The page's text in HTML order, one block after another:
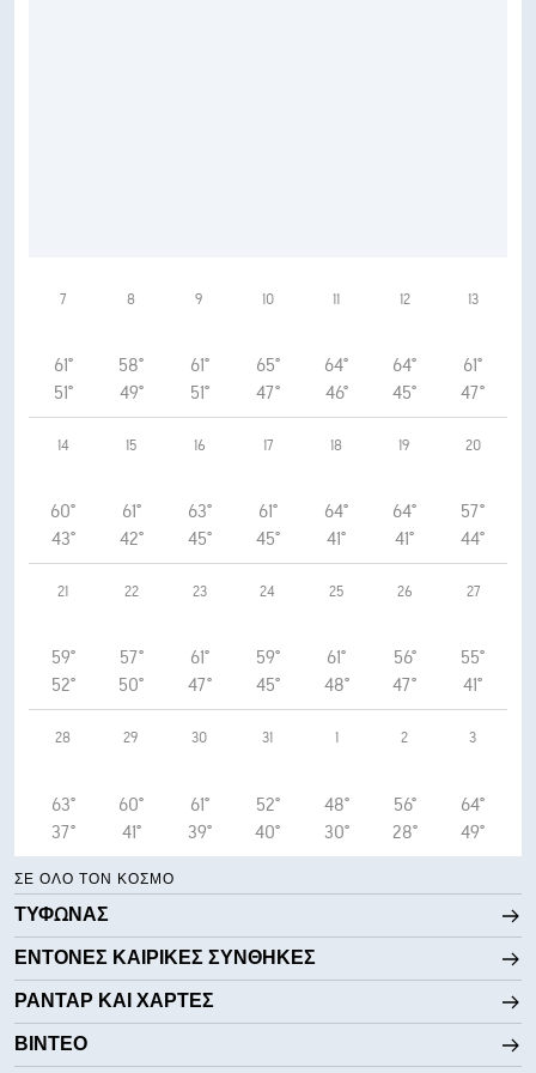
7
61°
51°
8
58°
49°
9
61°
51°
10
65°
47°
11
64°
46°
12
64°
45°
13
61°
47°
14
60°
43°
15
61°
42°
16
63°
45°
17
61°
45°
18
64°
41°
19
64°
41°
20
57°
44°
21
59°
52°
22
57°
50°
23
61°
47°
24
59°
45°
25
61°
48°
26
56°
47°
27
55°
41°
28
63°
37°
29
60°
41°
30
61°
39°
31
52°
40°
1
48°
30°
2
56°
28°
3
64°
49°
ΣΕ ΌΛΟ ΤΟΝ ΚΌΣΜΟ
ΤΥΦΏΝΑΣ
ΈΝΤΟΝΕΣ ΚΑΙΡΙΚΈΣ ΣΥΝΘΉΚΕΣ
ΡΑΝΤΆΡ ΚΑΙ ΧΆΡΤΕΣ
ΒΊΝΤΕΟ